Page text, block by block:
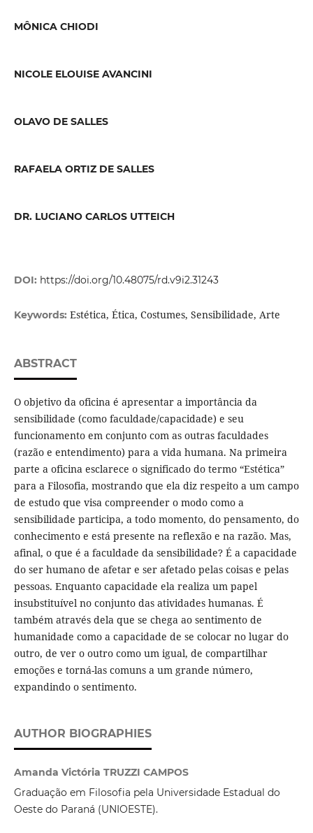
MÔNICA CHIODI
NICOLE ELOUISE AVANCINI
OLAVO DE SALLES
RAFAELA ORTIZ DE SALLES
DR. LUCIANO CARLOS UTTEICH
DOI: https://doi.org/10.48075/rd.v9i2.31243
Keywords: Estética, Ética, Costumes, Sensibilidade, Arte
ABSTRACT
O objetivo da oficina é apresentar a importância da
sensibilidade (como faculdade/capacidade) e seu
funcionamento em conjunto com as outras faculdades
(razão e entendimento) para a vida humana. Na primeira
parte a oficina esclarece o significado do termo “Estética”
para a Filosofia, mostrando que ela diz respeito a um campo
de estudo que visa compreender o modo como a
sensibilidade participa, a todo momento, do pensamento, do
conhecimento e está presente na reflexão e na razão. Mas,
afinal, o que é a faculdade da sensibilidade? É a capacidade
do ser humano de afetar e ser afetado pelas coisas e pelas
pessoas. Enquanto capacidade ela realiza um papel
insubstituível no conjunto das atividades humanas. É
também através dela que se chega ao sentimento de
humanidade como a capacidade de se colocar no lugar do
outro, de ver o outro como um igual, de compartilhar
emoções e torná-las comuns a um grande número,
expandindo o sentimento.
AUTHOR BIOGRAPHIES
Amanda Victória TRUZZI CAMPOS
Graduação em Filosofia pela Universidade Estadual do
Oeste do Paraná (UNIOESTE).